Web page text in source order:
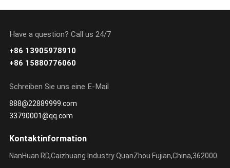
Have a question? Call us 24/7
+86 13905978910
+86 15880776060
Schreiben Sie uns eine E-Mail
888@22889999.com
33790001@qq.com
Kontaktinformation
NanHuan RD,Caizhuang Industry QuanZhou Fujian,China,362000